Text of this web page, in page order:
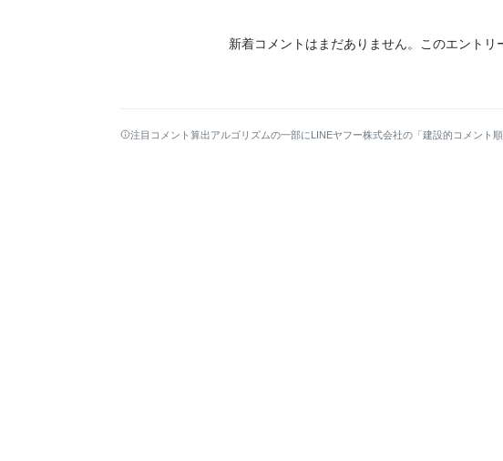
新着コメントはまだありません。 このエントリ
注目コメント算出アルゴリズムの一部にLINEヤフー株式会社の「建設的コメント